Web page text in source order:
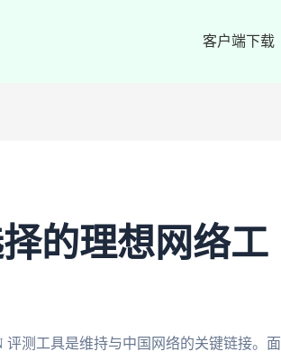
客户端下载
的理想网络工
测工具是维持与中国网络的关键链接。面